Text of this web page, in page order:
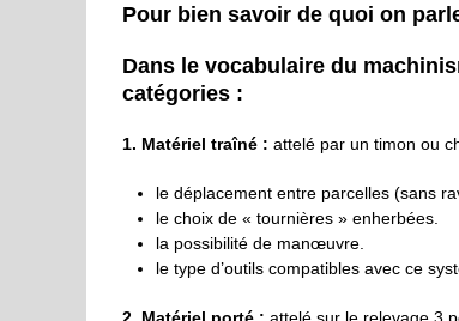
Pour bien savoir de quoi on
Dans le vocabulaire du
catégories :
1. Matériel traîné : attelé par un timon ou
le déplacement entre parcelles (sans
le choix de « tournières » enherbées.
la possibilité de manœuvre.
le type d’outils compatibles avec ce